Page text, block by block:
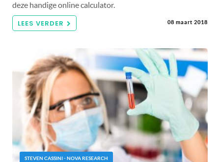
deze handige online calculator.
LEES VERDER 08 maart 2018
STEVEN CASSINI - NOVA RESEARCH